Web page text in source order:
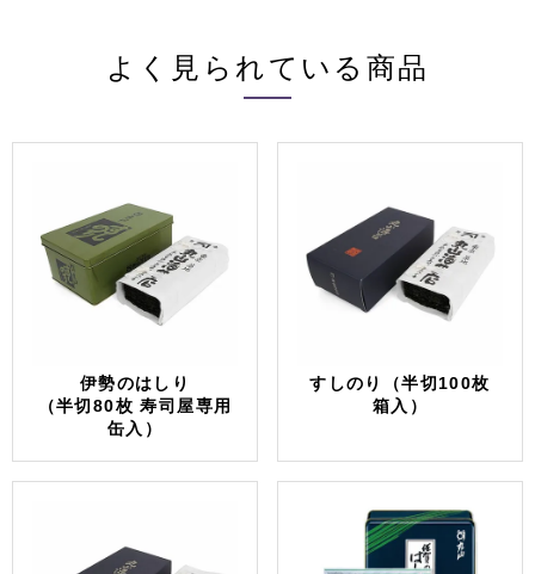
よく見られている商品
伊勢のはしり
（半切80枚 寿司屋専用
缶入）
すしのり（半切100枚
箱入）